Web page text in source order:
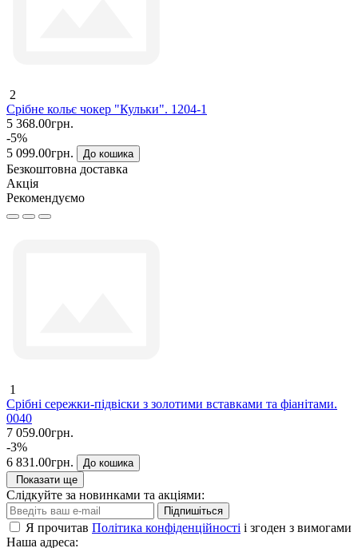
2
Срібне кольє чокер "Кульки". 1204-1
5 368.00грн.
-5%
5 099.00грн.
До кошика
Безкоштовна доставка
Акція
Рекомендуємо
1
Срібні сережки-підвіски з золотими вставками та фіанітами.
0040
7 059.00грн.
-3%
6 831.00грн.
До кошика
Показати ще
Слідкуйте за новинками та акціями:
Підпишіться
Я прочитав Політика конфіденційності і згоден з вимогами
Наша адреса: